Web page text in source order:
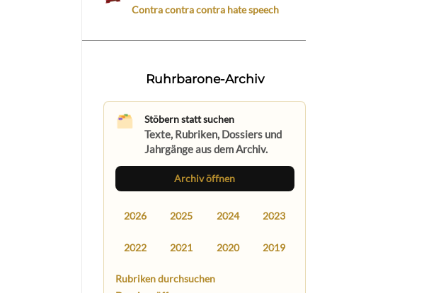
Contra contra contra hate speech
Ruhrbarone-Archiv
Stöbern statt suchen
Texte, Rubriken, Dossiers und
Jahrgänge aus dem Archiv.
Archiv öffnen
2026 2025 2024 2023
2022 2021 2020 2019
Rubriken durchsuchen